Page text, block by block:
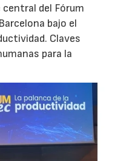
del Fórum
bajo el
Claves
para la